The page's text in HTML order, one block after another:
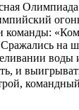
на
воды
и